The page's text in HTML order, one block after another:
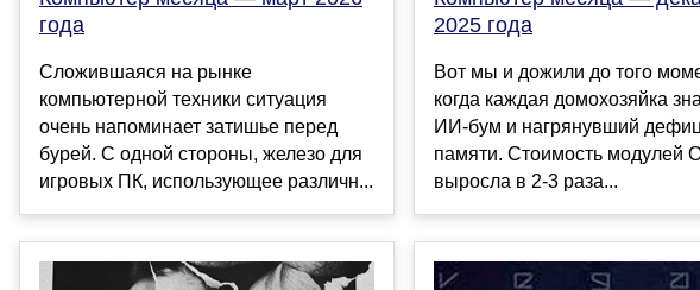
года
Сложившаяся на рынке
компьютерной техники ситуация
очень напоминает затишье перед
бурей. С одной стороны, железо для
игровых ПК, использующее различн...
2025 года
Вот мы и дожили до того
когда каждая домохозяйка
ИИ-бум и нагрянувший
памяти. Стоимость модулей
выросла в 2-3 раза...